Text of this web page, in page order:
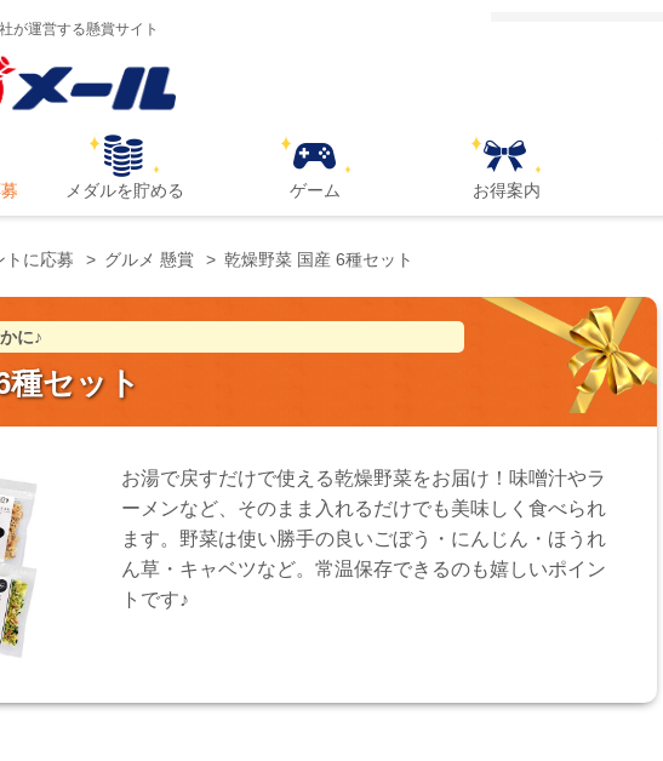
が運営する懸賞サイト
メダルを貯める ゲーム お得案内
トに応募 グルメ 懸賞 乾燥野菜 国産 6種セット
に♪
種セット
お湯で戻すだけで使える乾燥野菜をお届け！味噌汁やラ
ーメンなど、そのまま入れるだけでも美味しく食べられ
ます。野菜は使い勝手の良いごぼう・にんじん・ほうれ
ん草・キャベツなど。常温保存できるのも嬉しいポイン
トです♪